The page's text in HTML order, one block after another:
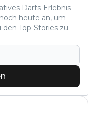
Darts-Erlebnis
heute an, um
Top-Stories zu